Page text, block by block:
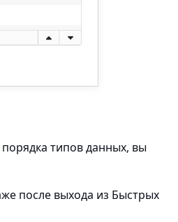
типов данных, вы
после выхода из Быстрых